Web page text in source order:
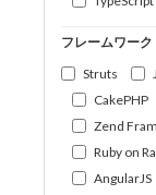
フレームワーク
Struts
CakePHP
Zend
Ruby on
AngularJS